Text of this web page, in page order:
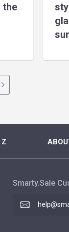
the
Z
Smarty.Sale